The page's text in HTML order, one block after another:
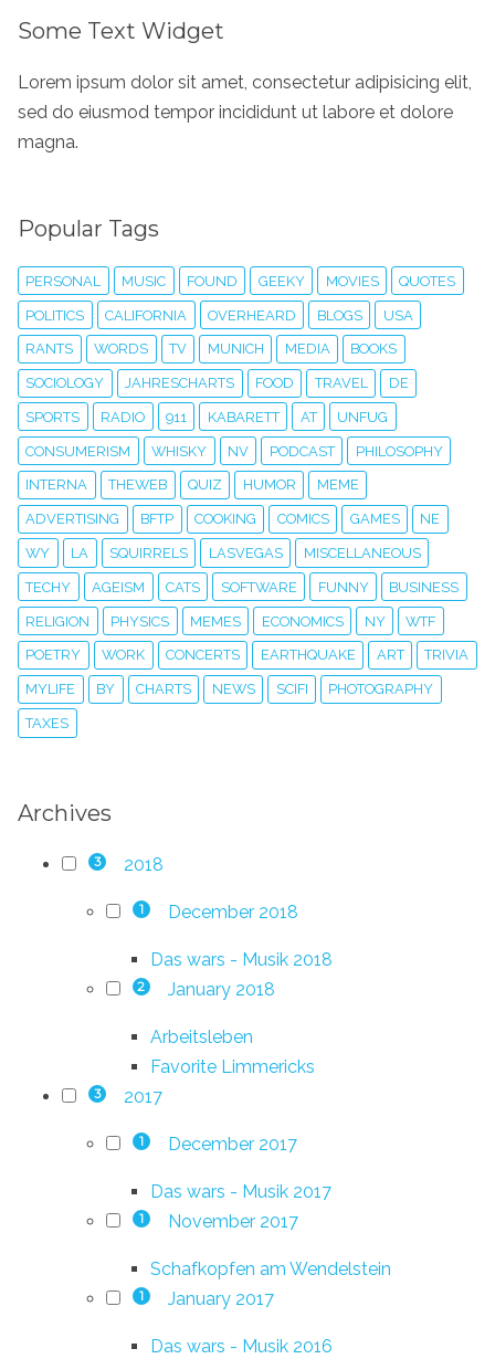
Some Text Widget
Lorem ipsum dolor sit amet, consectetur adipisicing elit,
sed do eiusmod tempor incididunt ut labore et dolore
magna.
Popular Tags
PERSONAL MUSIC FOUND GEEKY MOVIES QUOTES
POLITICS CALIFORNIA OVERHEARD BLOGS USA
RANTS WORDS TV MUNICH MEDIA BOOKS
SOCIOLOGY JAHRESCHARTS FOOD TRAVEL DE
SPORTS RADIO 911 KABARETT AT UNFUG
CONSUMERISM WHISKY NV PODCAST PHILOSOPHY
INTERNA THEWEB QUIZ HUMOR MEME
ADVERTISING BFTP COOKING COMICS GAMES NE
WY LA SQUIRRELS LASVEGAS MISCELLANEOUS
TECHY AGEISM CATS SOFTWARE FUNNY BUSINESS
RELIGION PHYSICS MEMES ECONOMICS NY WTF
POETRY WORK CONCERTS EARTHQUAKE ART TRIVIA
MYLIFE BY CHARTS NEWS SCIFI PHOTOGRAPHY
TAXES
Archives
3 2018
1 December 2018
Das wars - Musik 2018
2 January 2018
Arbeitsleben
Favorite Limmericks
3 2017
1 December 2017
Das wars - Musik 2017
1 November 2017
Schafkopfen am Wendelstein
1 January 2017
Das wars - Musik 2016